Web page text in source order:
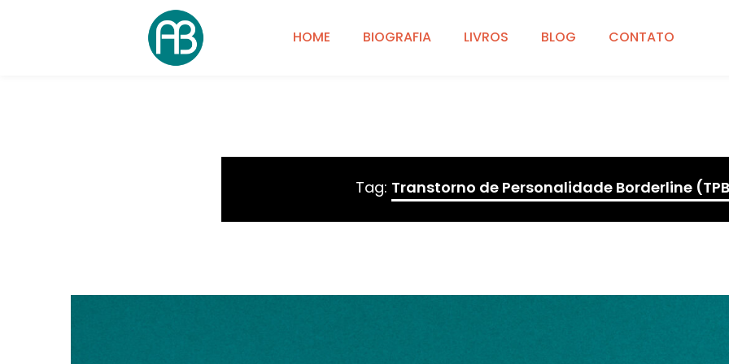
HOME BIOGRAFIA LIVROS BLOG CONTATO
Tag: Transtorno de Personalidade Borderline